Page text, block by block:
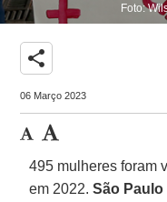
Foto:
share
06 Março 2023
495 mulheres foram
em 2022.São Paulo